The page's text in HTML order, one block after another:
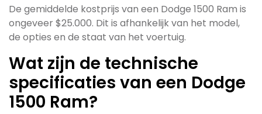
De gemiddelde kostprijs van een Dodge 1500 Ram is
ongeveer $25.000. Dit is afhankelijk van het model,
de opties en de staat van het voertuig.
Wat zijn de technische
specificaties van een Dodge
1500 Ram?